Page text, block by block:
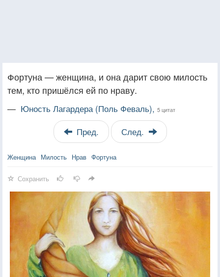
Фортуна — женщина, и она дарит свою милость
тем, кто пришёлся ей по нраву.
— Юность Лагардера (Поль Феваль), 5 цитат
Пред. След.
Женщина Милость Нрав Фортуна
Сохранить